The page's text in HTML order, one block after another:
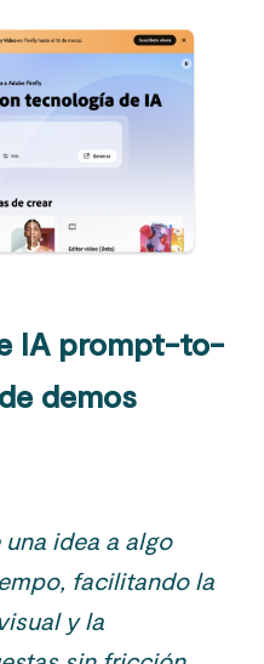
IA prompt-to-
demos
idea a algo
facilitando la
y la